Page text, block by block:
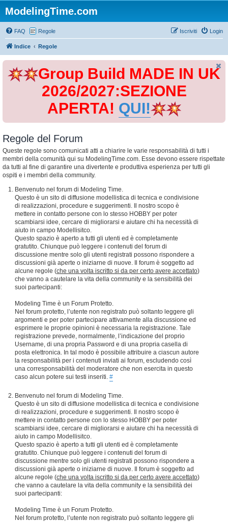
ModelingTime.com
FAQ Regole Login
Iscriviti
Indice Regole
Group Build MADE IN UK
2026/2027:SEZIONE
APERTA! QUI!
Regole del Forum
Queste regole sono comunicati atti a chiarire le varie responsabilità di tutti i
membri della comunità qui su ModelingTime.com. Esse devono essere rispettate
da tutti al fine di garantire una divertente e produttiva esperienza per tutti gli
ospiti e i membri della community.
Benvenuto nel forum di Modeling Time.
Questo è un sito di diffusione modellistica di tecnica e condivisione
di realizzazioni, procedure e suggerimenti. Il nostro scopo è
mettere in contatto persone con lo stesso HOBBY per poter
scambiarsi idee, cercare di migliorarsi e aiutare chi ha necessità di
aiuto in campo Modellisitco.
Questo spazio è aperto a tutti gli utenti ed è completamente
gratutito. Chiunque può leggere i contenuti del forum di
discussione mentre solo gli utenti registrati possono rispondere a
discussioni già aperte o iniziarne di nuove. Il forum è soggetto ad
alcune regole (che una volta iscritto si da per certo avere accettato)
che vanno a cautelare la vita della community e la sensibilità dei
suoi partecipanti:
Modeling Time è un Forum Protetto.
Nel forum protetto, l’utente non registrato può soltanto leggere gli
argomenti e per poter partecipare attivamente alla discussione ed
esprimere le proprie opinioni è necessaria la registrazione. Tale
registrazione prevede, normalmente, l’indicazione del proprio
Username, di una propria Password e di una propria casella di
posta elettronica. In tal modo è possibile attribuire a ciascun autore
la responsabilità per i contenuti inviati ai forum, escludendo così
una corresponsabilità del moderatore che non esercita in questo
caso alcun potere sui testi inseriti. #
Benvenuto nel forum di Modeling Time.
Questo è un sito di diffusione modellistica di tecnica e condivisione
di realizzazioni, procedure e suggerimenti. Il nostro scopo è
mettere in contatto persone con lo stesso HOBBY per poter
scambiarsi idee, cercare di migliorarsi e aiutare chi ha necessità di
aiuto in campo Modellisitco.
Questo spazio è aperto a tutti gli utenti ed è completamente
gratutito. Chiunque può leggere i contenuti del forum di
discussione mentre solo gli utenti registrati possono rispondere a
discussioni già aperte o iniziarne di nuove. Il forum è soggetto ad
alcune regole (che una volta iscritto si da per certo avere accettato)
che vanno a cautelare la vita della community e la sensibilità dei
suoi partecipanti:
Modeling Time è un Forum Protetto.
Nel forum protetto, l’utente non registrato può soltanto leggere gli